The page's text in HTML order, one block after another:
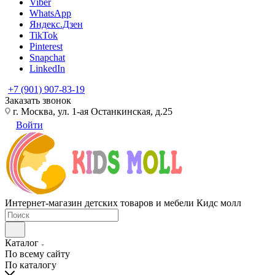
Viber
WhatsApp
Яндекс.Дзен
TikTok
Pinterest
Snapchat
LinkedIn
+7 (901) 907-83-19
Заказать звонок
г. Москва, ул. 1-ая Останкинская, д.25
Войти
Интернет-магазин детских товаров и мебели Кидс молл
Каталог
По всему сайту
По каталогу